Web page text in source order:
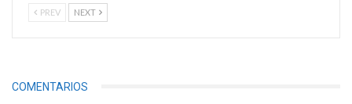
PREV NEXT
COMENTARIOS